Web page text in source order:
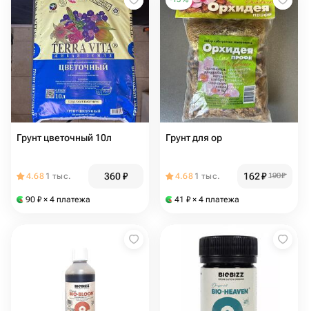
Грунт цветочный 10л
4.68 1 тыс. 360₽
90 ₽ × 4 платежа
Грунт для ор
4.68 1 тыс. 162₽ 190₽
41 ₽ × 4 платежа